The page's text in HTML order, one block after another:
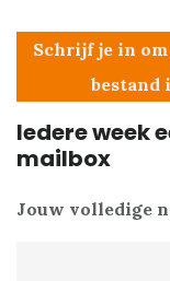
Schrijf je in
bestand
Iedere week
mailbox
Jouw volledige